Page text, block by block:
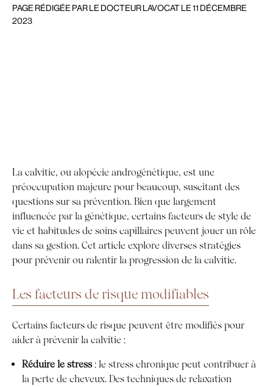
PAGE RÉDIGÉE PAR LE DOCTEUR LAVOCAT LE 11 DÉCEMBRE
2023
La calvitie, ou alopécie androgénétique, est une
préoccupation majeure pour beaucoup, suscitant des
questions sur sa prévention. Bien que largement
influencée par la génétique, certains facteurs de style de
vie et habitudes de soins capillaires peuvent jouer un rôle
dans sa gestion. Cet article explore diverses stratégies
pour prévenir ou ralentir la progression de la calvitie.
Les facteurs de risque modifiables
Certains facteurs de risque peuvent être modifiés pour
aider à prévenir la calvitie :
Réduire le stress: le stress chronique peut contribuer à
la perte de cheveux. Des techniques de relaxation